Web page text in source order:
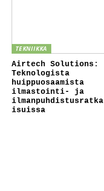
TEKNIIKKA
Airtech Solutions:
Teknologista
huippuosaamista
ilmastointi- ja
ilmanpuhdistusratka
isuissa